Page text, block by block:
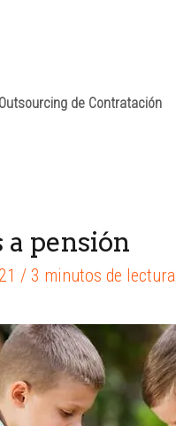
Outsourcing de Contratación
pensión
/ 3 minutos de lectura